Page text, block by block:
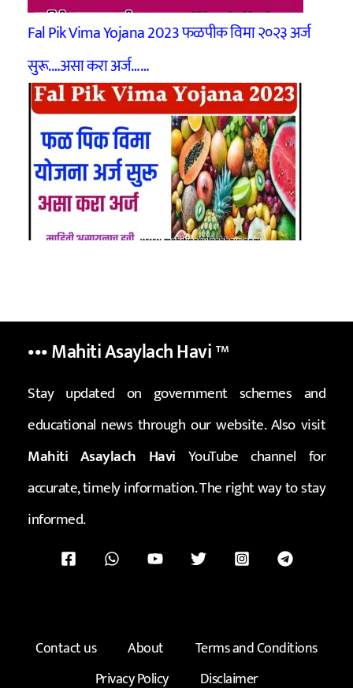
Fal Pik Vima Yojana 2023 फळपीक विमा २०२३ अर्ज
सुरू.…असा करा अर्ज……
••• Mahiti Asaylach Havi™
Stay updated on government schemes and
educational news through our website. Also visit
Mahiti Asaylach Havi YouTube channel for
accurate, timely information. The right way to stay
informed.
Contact us About
Terms and Conditions
Privacy Policy
Disclaimer